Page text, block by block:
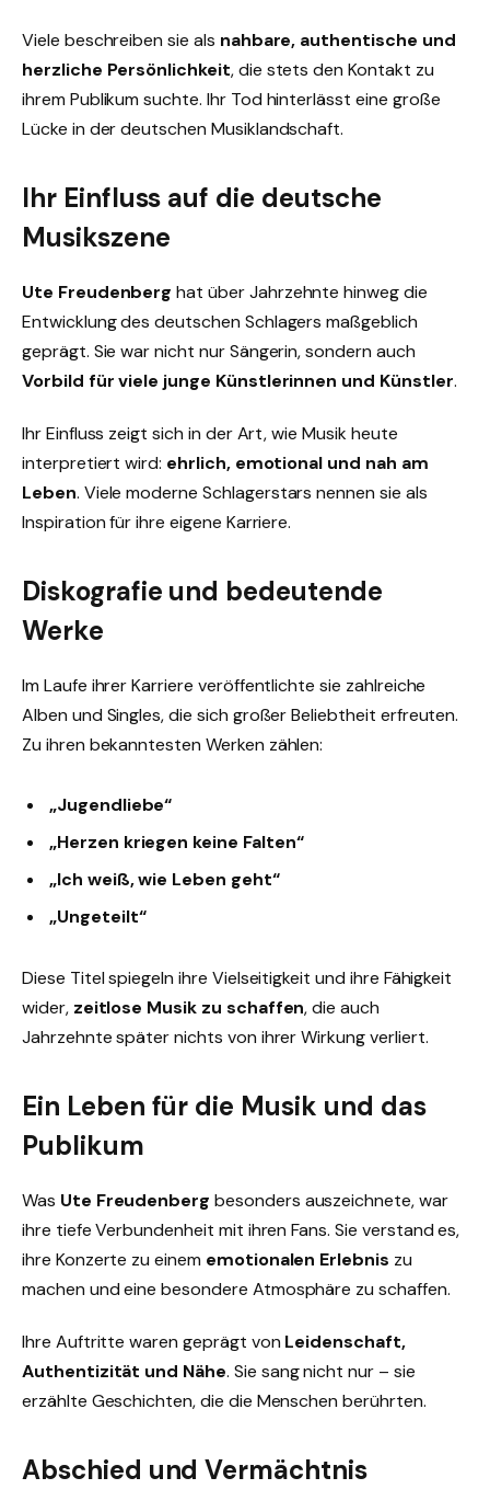
Viele beschreiben sie als nahbare, authentische und
herzliche Persönlichkeit, die stets den Kontakt zu
ihrem Publikum suchte. Ihr Tod hinterlässt eine große
Lücke in der deutschen Musiklandschaft.
Ihr Einfluss auf die deutsche
Musikszene
Ute Freudenberg hat über Jahrzehnte hinweg die
Entwicklung des deutschen Schlagers maßgeblich
geprägt. Sie war nicht nur Sängerin, sondern auch
Vorbild für viele junge Künstlerinnen und Künstler.
Ihr Einfluss zeigt sich in der Art, wie Musik heute
interpretiert wird: ehrlich, emotional und nah am
Leben. Viele moderne Schlagerstars nennen sie als
Inspiration für ihre eigene Karriere.
Diskografie und bedeutende
Werke
Im Laufe ihrer Karriere veröffentlichte sie zahlreiche
Alben und Singles, die sich großer Beliebtheit erfreuten.
Zu ihren bekanntesten Werken zählen:
„Jugendliebe“
„Herzen kriegen keine Falten“
„Ich weiß, wie Leben geht“
„Ungeteilt“
Diese Titel spiegeln ihre Vielseitigkeit und ihre Fähigkeit
wider, zeitlose Musik zu schaffen, die auch
Jahrzehnte später nichts von ihrer Wirkung verliert.
Ein Leben für die Musik und das
Publikum
Was Ute Freudenberg besonders auszeichnete, war
ihre tiefe Verbundenheit mit ihren Fans. Sie verstand es,
ihre Konzerte zu einem emotionalen Erlebnis zu
machen und eine besondere Atmosphäre zu schaffen.
Ihre Auftritte waren geprägt von Leidenschaft,
Authentizität und Nähe. Sie sang nicht nur – sie
erzählte Geschichten, die die Menschen berührten.
Abschied und Vermächtnis